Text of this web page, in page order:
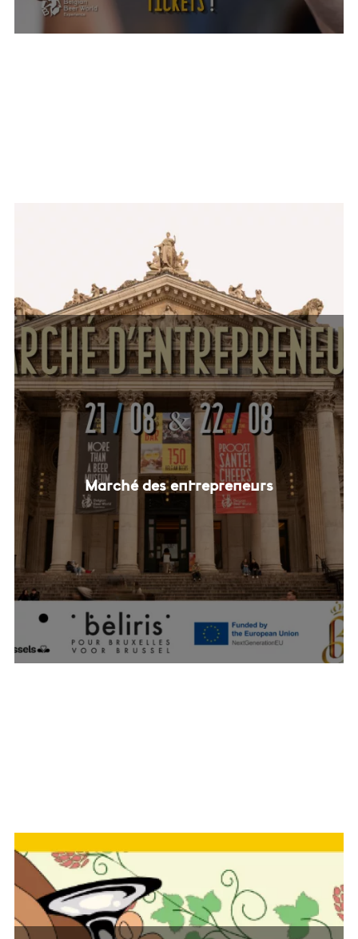
Marché des entrepreneurs